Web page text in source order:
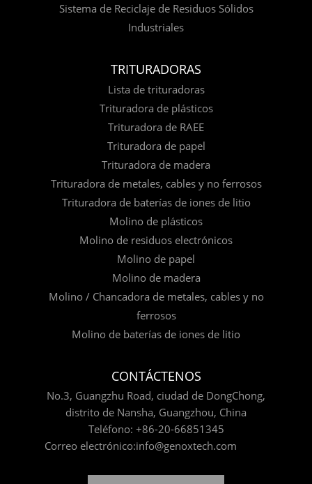
Sistema de Reciclaje de Residuos Sólidos
Industriales
TRITURADORAS
Lista de trituradoras
Trituradora de plásticos
Trituradora de RAEE
Trituradora de papel
Trituradora de madera
Trituradora de metales, cables y no ferrosos
Trituradora de baterías de iones de litio
Molino de plásticos
Molino de residuos electrónicos
Molino de papel
Molino de madera
Molino / Chancadora de metales, cables y no
ferrosos
Molino de baterías de iones de litio
CONTÁCTENOS
No.3, Guangzhu Road, ciudad de DongChong,
distrito de Nansha, Guangzhou, China
Teléfono: +86-20-66851345
Correo electrónico:info@genoxtech.com